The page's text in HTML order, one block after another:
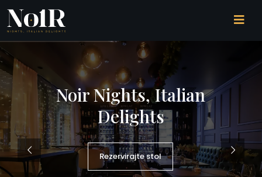
Noir Nights, Italian
Delights
Rezervirajte stol